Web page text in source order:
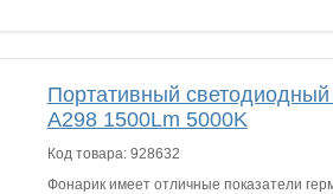
Портативный
A298 1500Lm 5000K
Код товара: 928632
Фонарик имеет отличные показатели